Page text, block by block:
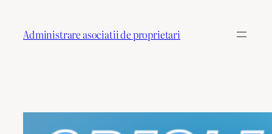
conținut
Administrare asociatii de proprietari